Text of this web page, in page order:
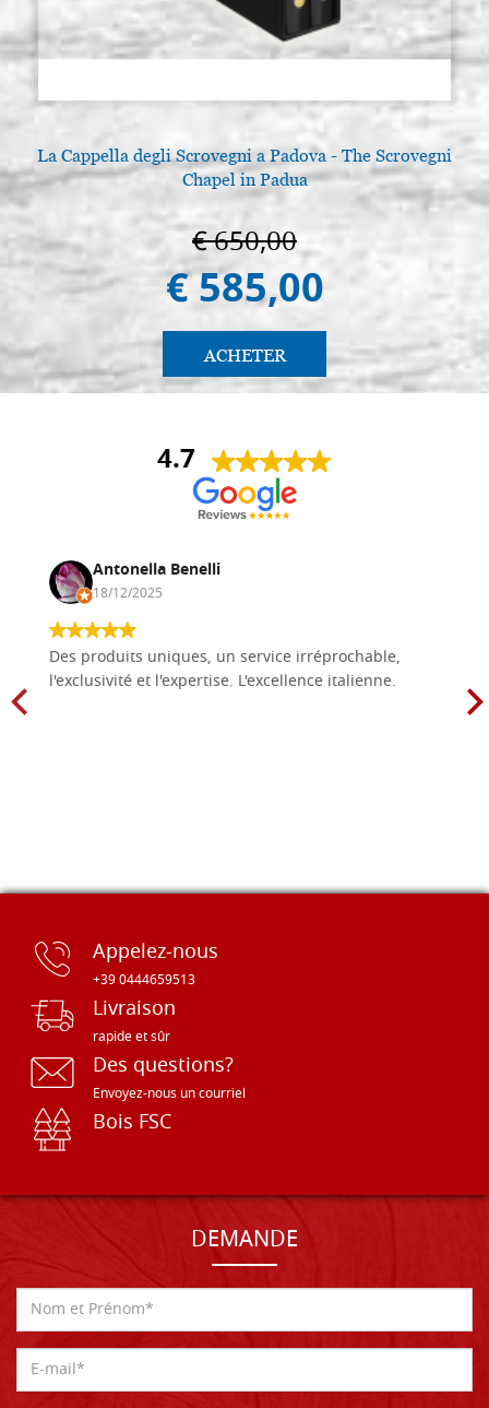
La Cappella degli Scrovegni a Padova - The Scrovegni
Chapel in Padua
€ 650,00
€ 585,00
ACHETER
4.7
Antonella Benelli
18/12/2025
Des produits uniques, un service irréprochable,
l'exclusivité et l'expertise. L'excellence italienne.
Appelez-nous
+39 0444659513
Livraison
rapide et sûr
Des questions?
Envoyez-nous un courriel
Bois FSC
DEMANDE